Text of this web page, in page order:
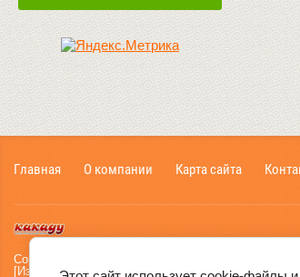
Главная О компании Карта сайта
Copyright © [2006] - [2025]
[Издательский дом «Какаду»]